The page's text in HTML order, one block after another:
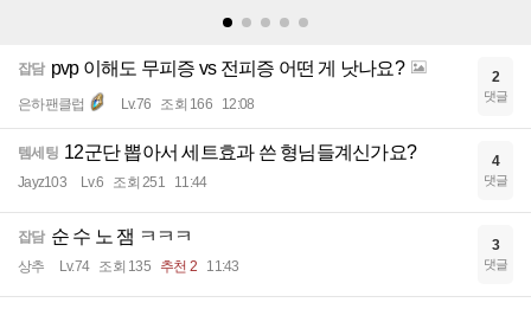
잡담 pvp 이해도 무피증 vs 전피증 어떤 게 낫나요?
은하팬클럽 Lv.76 조회 166 12:08
2
댓글
템세팅 12군단 뽑아서 세트효과 쓴 형님들계신가요?
Jayz103 Lv.6 조회 251 11:44
4
댓글
잡담 순 수 노 잼 ㅋㅋㅋ
상추 Lv.74 조회 135 추천 2 11:43
3
댓글